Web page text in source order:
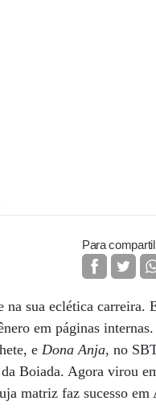
Para
sua eclética carreira.
em páginas
eDona Anja, no
Boiada. Agora virou
matriz faz sucesso em